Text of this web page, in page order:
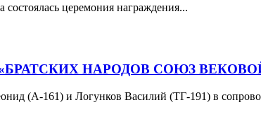
церемония награждения...
НАРОДОВ СОЮЗ
(А-161) и Логунков Василий (ТГ-191) в